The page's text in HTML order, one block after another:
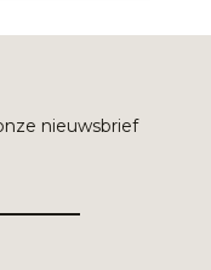
nieuwsbrief